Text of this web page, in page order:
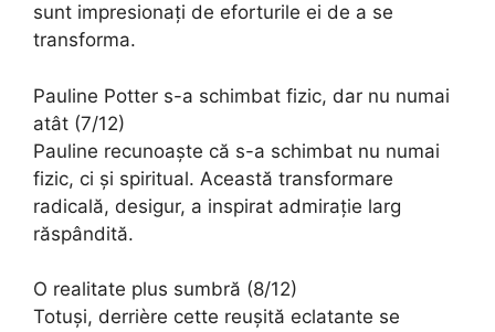
sunt impresionați de eforturile ei de a se
transforma.
Pauline Potter s-a schimbat fizic, dar nu numai
atât (7/12)
Pauline recunoaște că s-a schimbat nu numai
fizic, ci și spiritual. Această transformare
radicală, desigur, a inspirat admirație larg
răspândită.
O realitate plus sumbră (8/12)
Totuși, derrière cette reușită eclatante se